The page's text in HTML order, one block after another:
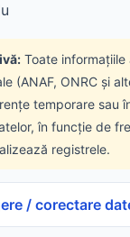
Toate
(ANAF, ONRC și
temporare sau
în funcție de
registrele.
/ corectare